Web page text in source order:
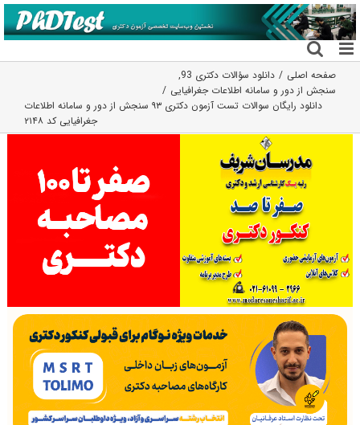
رفتن
به
محتوا
صفحه اصلی دانلود سؤالات دکتری 93
,
سنجش از دور و سامانه اطلاعات جغرافیایی
دانلود رایگان سوالات تست آزمون دکتری ۹۳ سنجش از دور و سامانه اطلاعات
جغرافیایی کد ۲۱۴۸